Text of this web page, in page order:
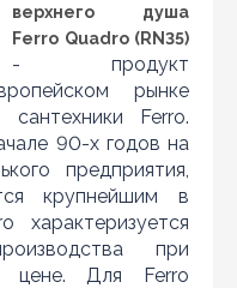
верхнего душа
Ferro Quadro (RN35)
- продукт
рынке
сантехники Ferro.
90-х годов на
предприятия,
крупнейшим в
характеризуется
при
цене. Для Ferro
Если вы блуждая
Вам товара
и мы будем рады
Вас цену (при
должен быть у
товар в
и